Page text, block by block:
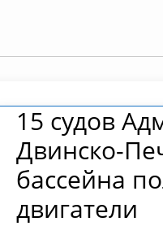
15 судов
Двинско-
бассейна
двигатели